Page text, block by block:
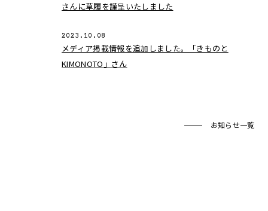
さんに草履を謹呈いたしました
2023.10.08
メディア掲載情報を追加しました。「きものと
KIMONOTO」さん
お知らせ一覧